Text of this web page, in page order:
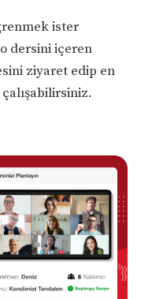
ister
dersini içeren
ziyaret edip en